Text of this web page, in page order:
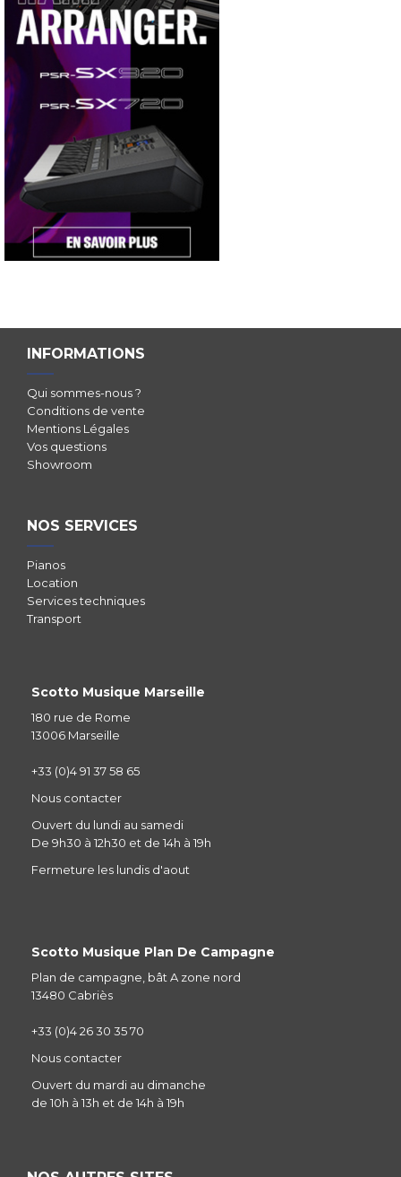
INFORMATIONS
Qui sommes-nous ?
Conditions de vente
Mentions Légales
Vos questions
Showroom
NOS SERVICES
Pianos
Location
Services techniques
Transport
Scotto Musique Marseille
180 rue de Rome
13006 Marseille
+33 (0)4 91 37 58 65
Nous contacter
Ouvert du lundi au samedi
De 9h30 à 12h30 et de 14h à 19h
Fermeture les lundis d'aout
Scotto Musique Plan De Campagne
Plan de campagne, bât A zone nord
13480 Cabriès
+33 (0)4 26 30 35 70
Nous contacter
Ouvert du mardi au dimanche
de 10h à 13h et de 14h à 19h